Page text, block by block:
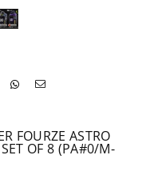
FOURZE ASTRO
OF 8 (PA#0/M-